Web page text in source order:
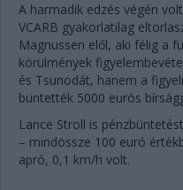
A harmadik edzés végén
VCARB gyakorlatilag
Magnussen elől, aki félig a
körülmények
és Tsunodát, hanem a
büntették 5000 eurós
Lance Stroll is
– mindössze 100 euró
apró, 0,1 km/h volt.